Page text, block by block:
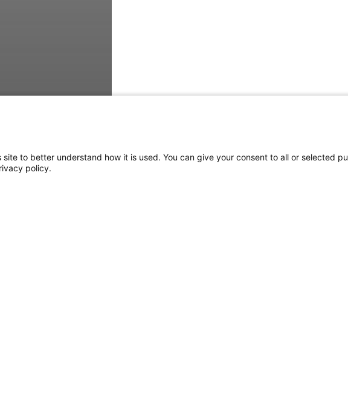
to better understand how it is used. You can give your consent to all or selected
policy.